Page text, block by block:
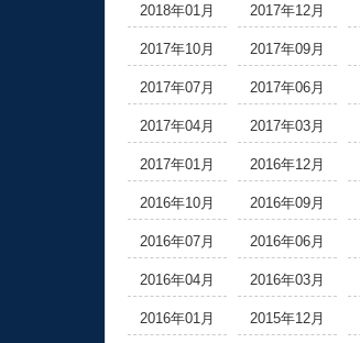
2018年01月 2017年12月
2017年10月 2017年09月
2017年07月 2017年06月
2017年04月 2017年03月
2017年01月 2016年12月
2016年10月 2016年09月
2016年07月 2016年06月
2016年04月 2016年03月
2016年01月 2015年12月